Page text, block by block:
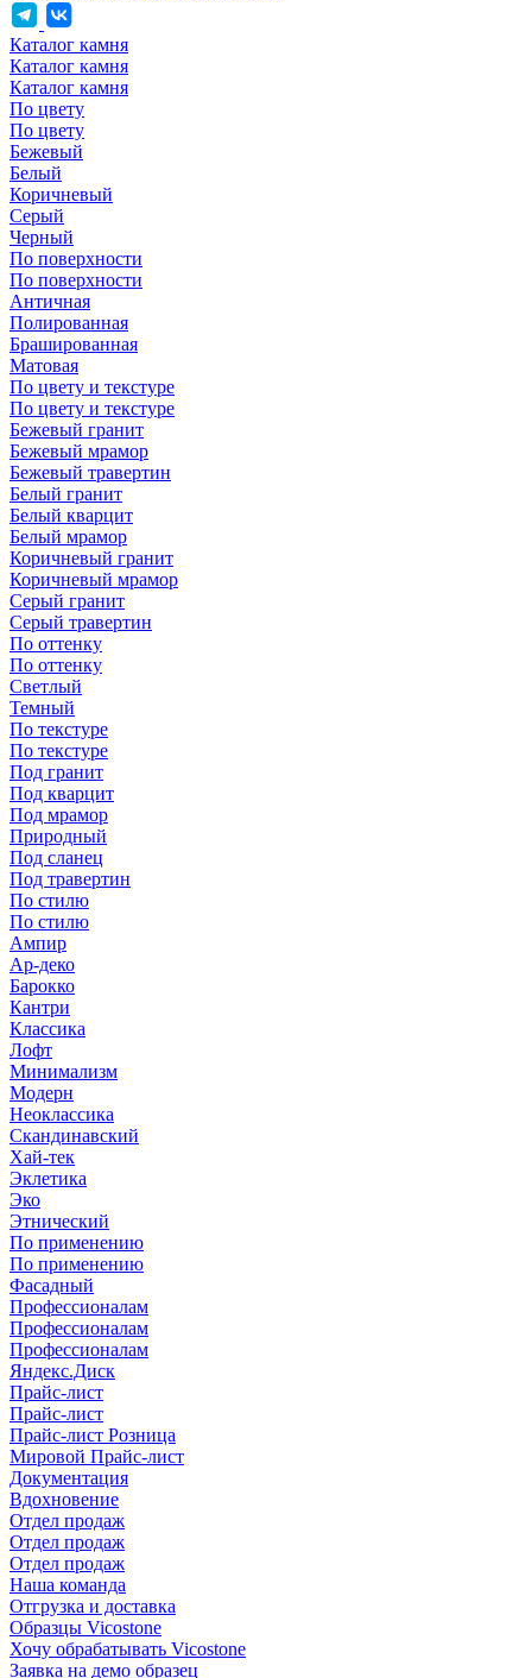
Каталог камня
Каталог камня
Каталог камня
По цвету
По цвету
Бежевый
Белый
Коричневый
Серый
Черный
По поверхности
По поверхности
Античная
Полированная
Брашированная
Матовая
По цвету и текстуре
По цвету и текстуре
Бежевый гранит
Бежевый мрамор
Бежевый травертин
Белый гранит
Белый кварцит
Белый мрамор
Коричневый гранит
Коричневый мрамор
Серый гранит
Серый травертин
По оттенку
По оттенку
Светлый
Темный
По текстуре
По текстуре
Под гранит
Под кварцит
Под мрамор
Природный
Под сланец
Под травертин
По стилю
По стилю
Ампир
Ар-деко
Барокко
Кантри
Классика
Лофт
Минимализм
Модерн
Неоклассика
Скандинавский
Хай-тек
Эклетика
Эко
Этнический
По применению
По применению
Фасадный
Профессионалам
Профессионалам
Профессионалам
Яндекс.Диск
Прайс-лист
Прайс-лист
Прайс-лист Розница
Мировой Прайс-лист
Документация
Вдохновение
Отдел продаж
Отдел продаж
Отдел продаж
Наша команда
Отгрузка и доставка
Образцы Vicostone
Хочу обрабатывать Vicostone
Заявка на демо образец